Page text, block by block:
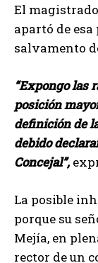
El
apartó de
salvamento
“Expongo las
posición
definición de
debido
Concejal”,
La posible
porque su
Mejía, en
rector de un